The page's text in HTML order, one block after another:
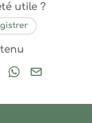
utile ?
sur Facebook
sur X / Twitter
Partager sur
Partager par